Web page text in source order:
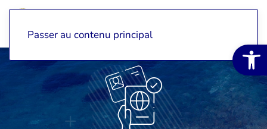
Ouvrir
Passer au contenu principal